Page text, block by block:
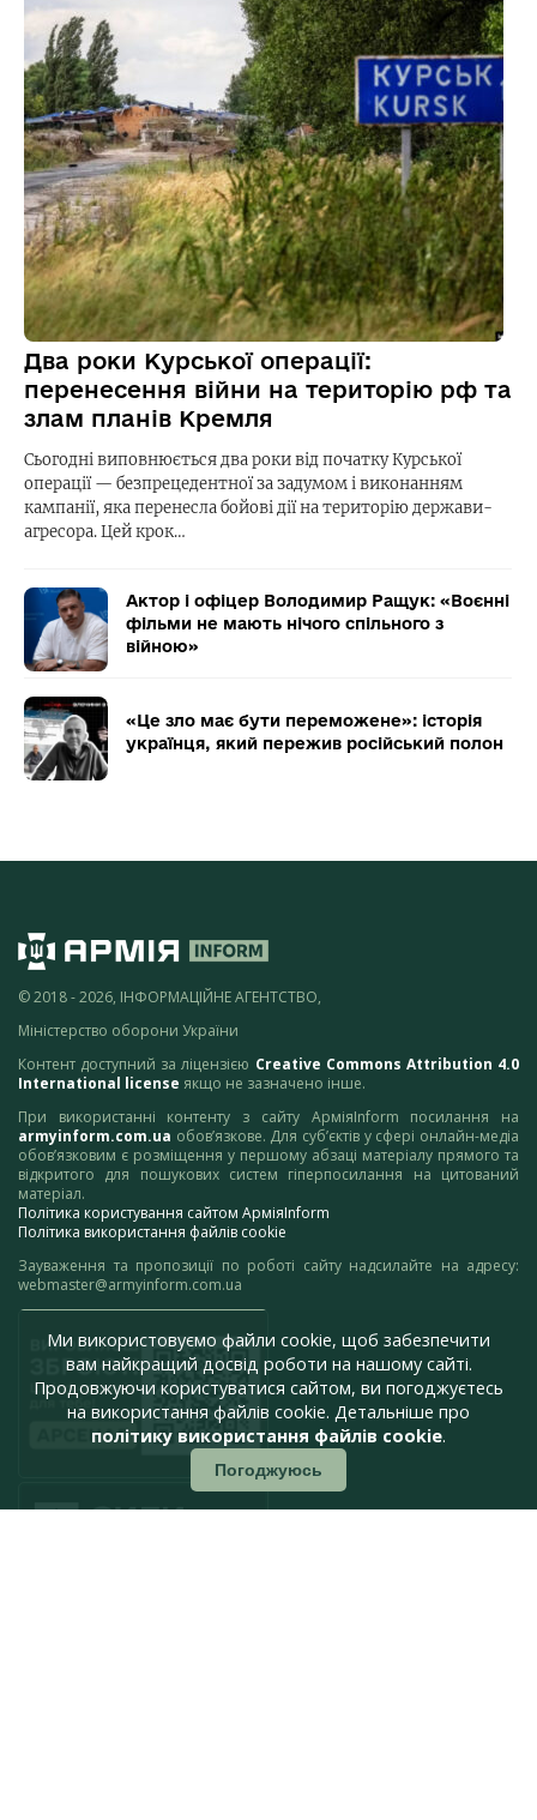
Два роки Курської операції:
перенесення війни на територію рф та
злам планів Кремля
Сьогодні виповнюється два роки від початку Курської
операції — безпрецедентної за задумом і виконанням
кампанії, яка перенесла бойові дії на територію держави-
агресора. Цей крок…
Актор і офіцер Володимир Ращук: «Воєнні
фільми не мають нічого спільного з
війною»
«Це зло має бути переможене»: історія
українця, який пережив російський полон
© 2018 - 2026, ІНФОРМАЦІЙНЕ АГЕНТСТВО,
Міністерство оборони України
Контент доступний за ліцензією Creative Commons Attribution 4.0
International license якщо не зазначено інше.
При використанні контенту з сайту АрміяInform посилання на
armyinform.com.ua обов’язкове. Для суб’єктів у сфері онлайн-медіа
обов’язковим є розміщення у першому абзаці матеріалу прямого та
відкритого для пошукових систем гіперпосилання на цитований
матеріал.
Політика користування сайтом АрміяInform
Політика використання файлів cookie
Зауваження та пропозиції по роботі сайту надсилайте на адресу:
webmaster@armyinform.com.ua
Ми використовуємо файли cookie, щоб забезпечити
вам найкращий досвід роботи на нашому сайті.
Продовжуючи користуватися сайтом, ви погоджуєтесь
на використання файлів cookie. Детальніше про
політику використання файлів cookie.
Погоджуюсь